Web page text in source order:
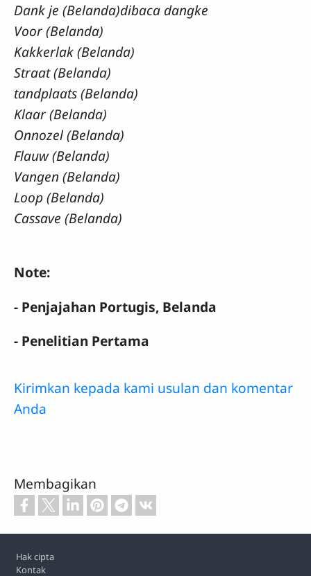
Dank je (Belanda)dibaca dangke
Voor (Belanda)
Kakkerlak (Belanda)
Straat (Belanda)
tandplaats (Belanda)
Klaar (Belanda)
Onnozel (Belanda)
Flauw (Belanda)
Vangen (Belanda)
Loop (Belanda)
Cassave (Belanda)
Note:
- Penjajahan Portugis, Belanda
- Penelitian Pertama
Kirimkan kepada kami usulan dan komentar
Anda
Membagikan
Footer
Hak cipta
Kontak